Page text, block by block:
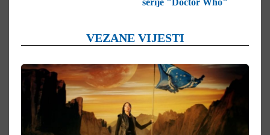
serije "Doctor Who"
VEZANE VIJESTI